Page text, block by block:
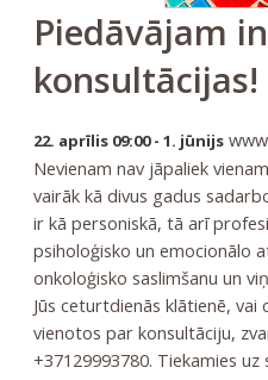
Piedāvājam
konsultācijas!
22. aprīlis 09:00 - 1. jūnijs
Nevienam nav jāpaliek
vairāk kā divus gadus
ir kā personiskā, tā arī
psiholoģisko un emocionālo
onkoloģisko saslimšanu un
Jūs ceturtdienās klātienē,
vienotos par konsultāciju,
+37129993780. Tiekamies uz